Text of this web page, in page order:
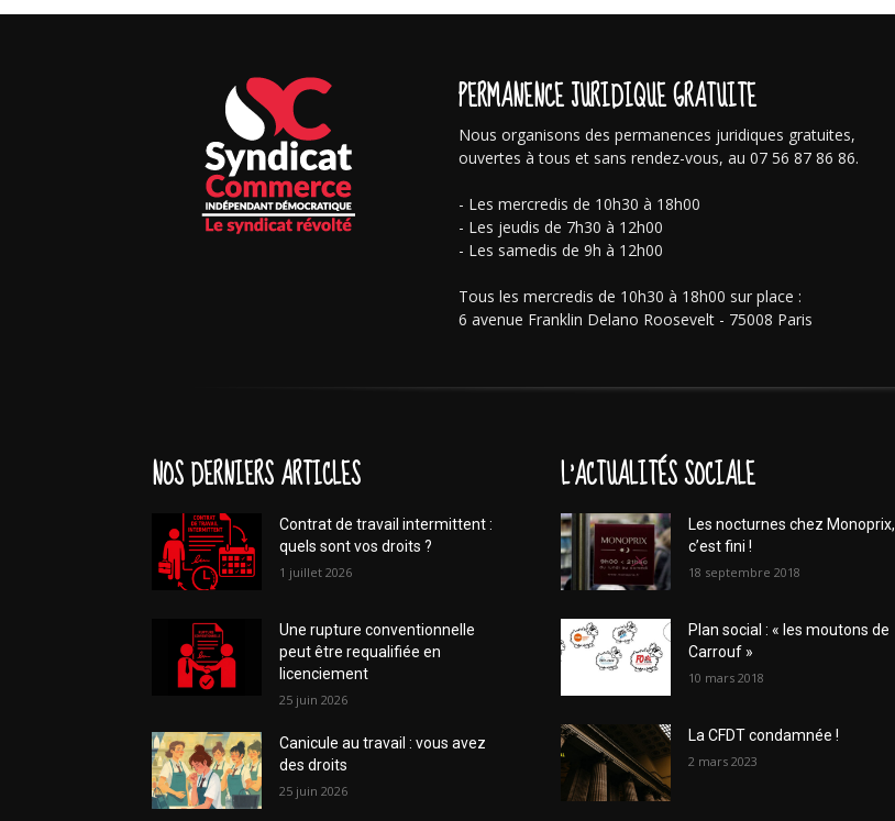
PERMANENCE JURIDIQUE GRATUITE
Nous organisons des permanences juridiques gratuites,
ouvertes à tous et sans rendez-vous, au 07 56 87 86 86.
- Les mercredis de 10h30 à 18h00
- Les jeudis de 7h30 à 12h00
- Les samedis de 9h à 12h00
Tous les mercredis de 10h30 à 18h00 sur place :
6 avenue Franklin Delano Roosevelt - 75008 Paris
NOS DERNIERS ARTICLES
Contrat de travail intermittent :
quels sont vos droits ?
1 juillet 2026
Une rupture conventionnelle
peut être requalifiée en
licenciement
25 juin 2026
Canicule au travail : vous avez
des droits
25 juin 2026
L'ACTUALITÉS SOCIALE
Les nocturnes chez Monoprix,
c’est fini !
18 septembre 2018
Plan social : « les moutons de
Carrouf »
10 mars 2018
La CFDT condamnée !
2 mars 2023